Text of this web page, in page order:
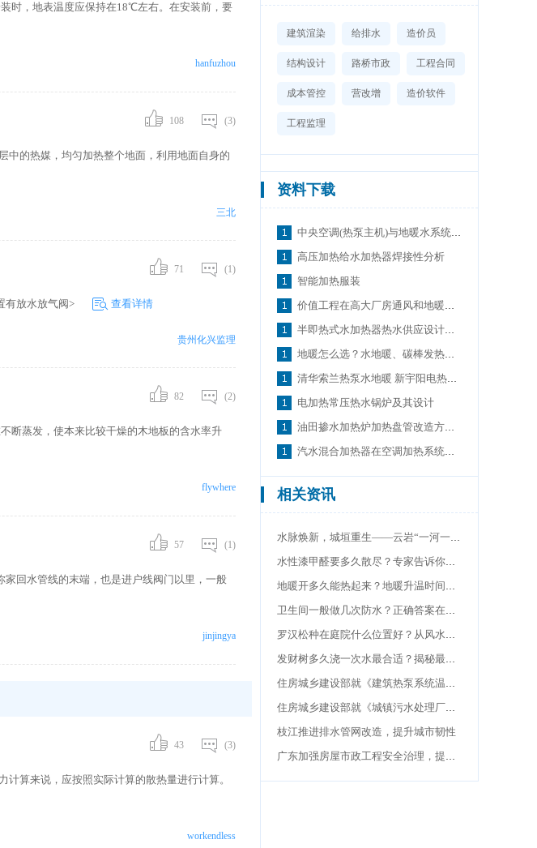
时，地表温度应保持在18℃左右。在安装前，要
hanfuzhou
(3)
108
中的热媒，均匀加热整个地面，利用地面自身的
三北
(1)
71
有放水放气阀> 查看详情
贵州化兴监理
(2)
82
断蒸发，使本来比较干燥的木地板的含水率升
flywhere
(1)
57
回水管线的末端，也是进户线阀门以里，一般
jinjingya
(3)
43
算来说，应按照实际计算的散热量进行计算。
workendless
建筑渲染 给排水 造价员
结构设计 路桥市政 工程合同
成本管控 营改增 造价软件
工程监理
资料下载
中央空调(热泵主机)与地暖水系统的压差平衡控制方案
高压加热给水加热器焊接性分析
智能加热服装
价值工程在高大厂房通风和地暖加热盘管方案选择中的应用
半即热式水加热器热水供应设计规程
地暖怎么选？水地暖、碳棒发热轨电地暖优劣势对比 (2)
清华索兰热泵水地暖 新宇阳电热膜电地暖
电加热常压热水锅炉及其设计
油田掺水加热炉加热盘管改造方案及效果
汽水混合加热器在空调加热系统中的应用
相关资讯
水脉焕新，城垣重生——云岩“一河一道一片”激活老城记忆
水性漆甲醛要多久散尽？专家告诉你答案，这个时间很重要
地暖开多久能热起来？地暖升温时间揭秘，轻松享受温暖
卫生间一般做几次防水？正确答案在这里，太多太少都不行
罗汉松种在庭院什么位置好？从风水到美观，解析最佳位置
发财树多久浇一次水最合适？揭秘最佳浇水周期，你做对了吗
住房城乡建设部就《建筑热泵系统温室气体减排量评估技术规范（征求意见稿）》面向社会公开征求意见
住房城乡建设部就《城镇污水处理厂臭气处理技术标准（修订征求意见稿）》面向社会公开征求意见
枝江推进排水管网改造，提升城市韧性
广东加强房屋市政工程安全治理，提升建筑安全水平